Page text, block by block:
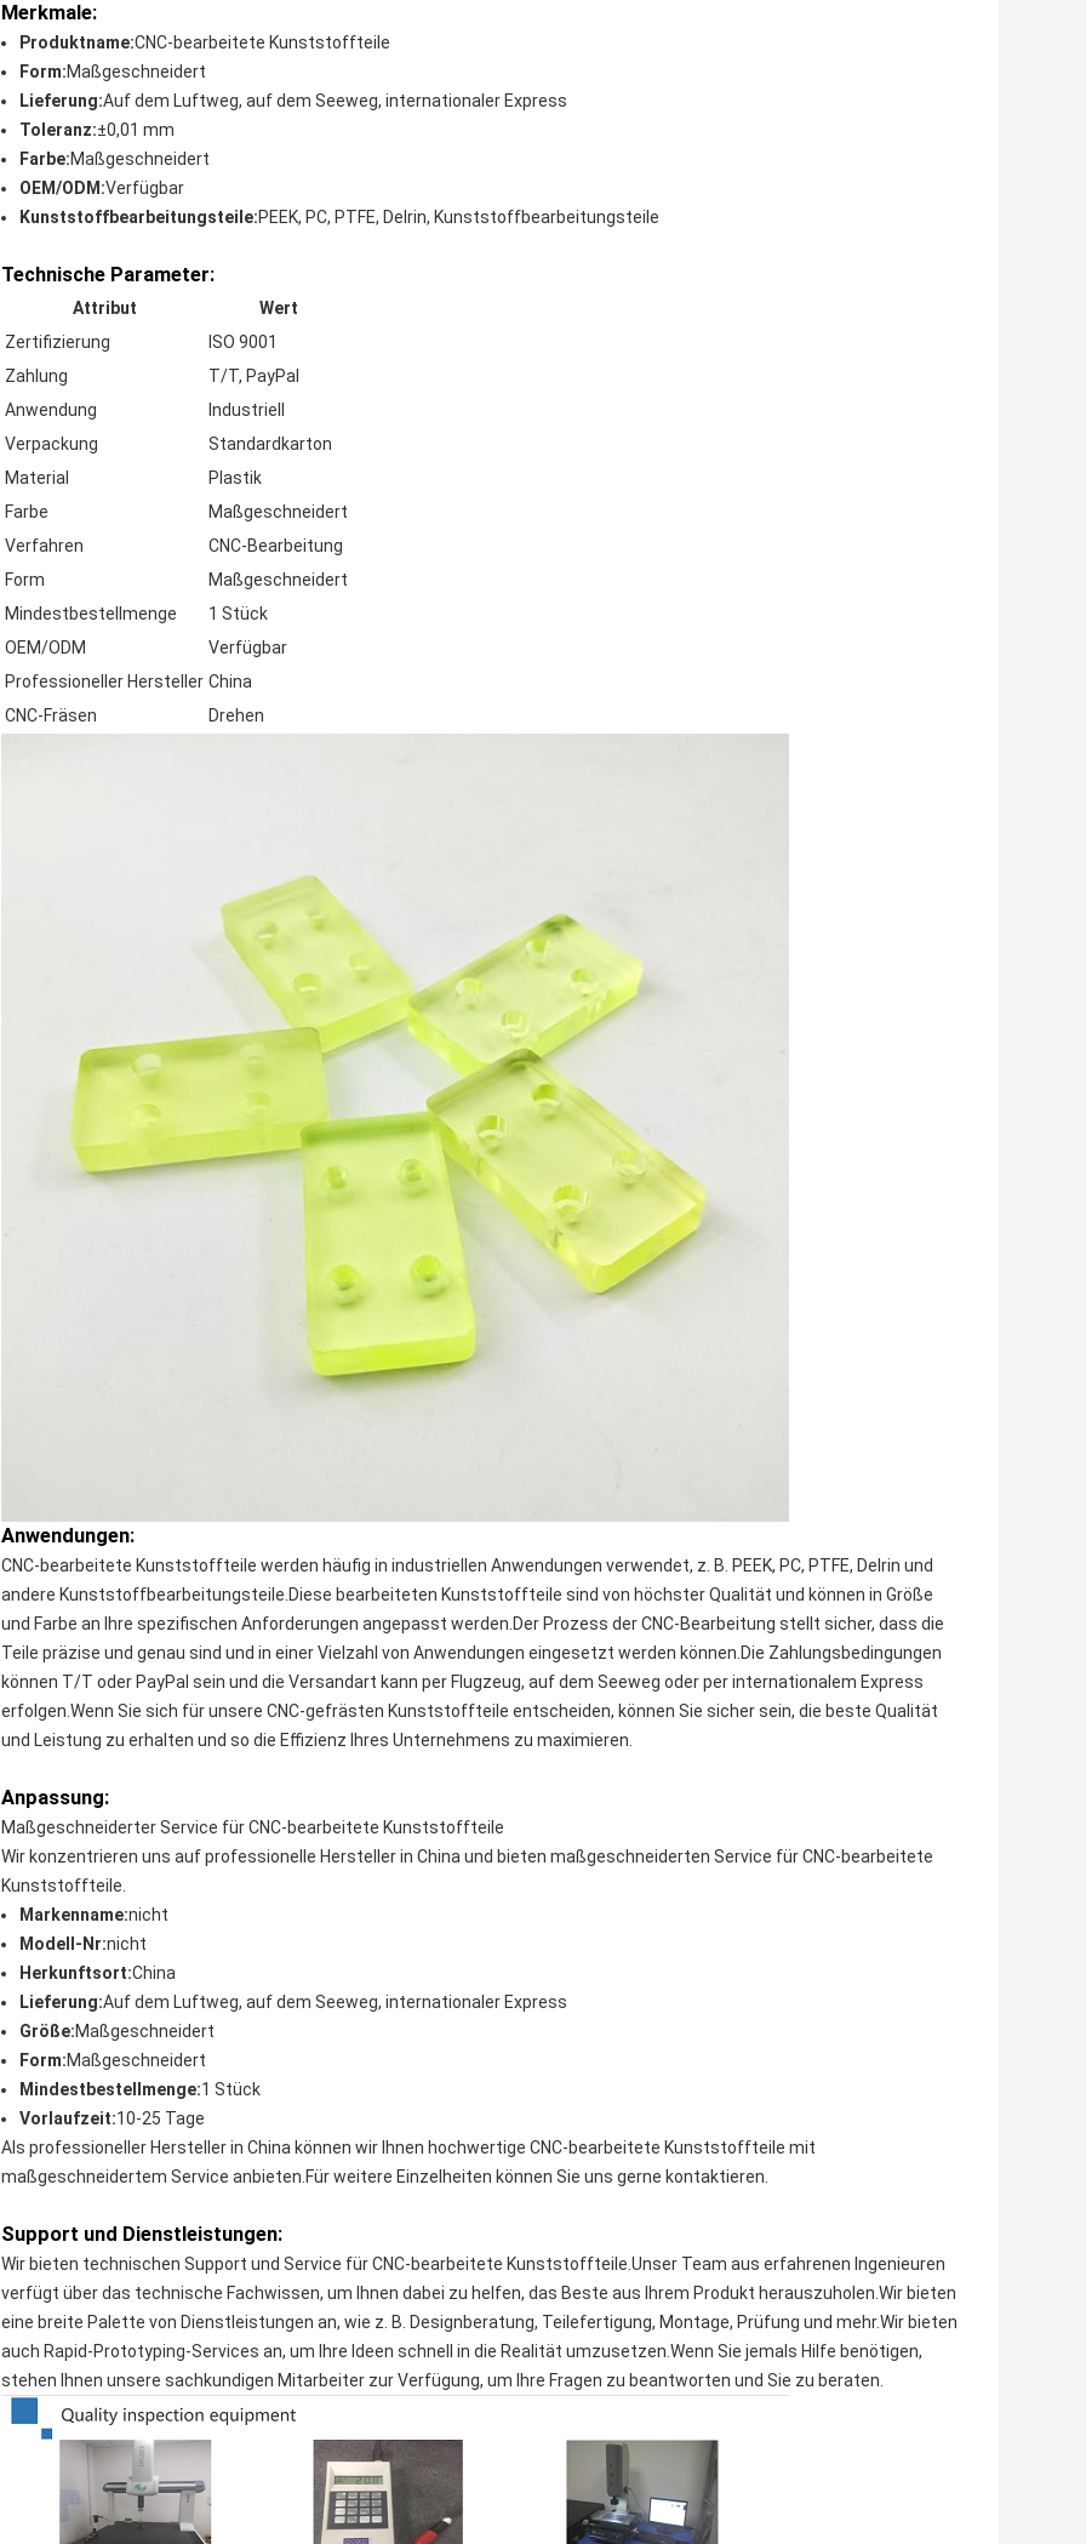
Merkmale:
Produktname:CNC-bearbeitete Kunststoffteile
Form:Maßgeschneidert
Lieferung:Auf dem Luftweg, auf dem Seeweg, internationaler Express
Toleranz:±0,01 mm
Farbe:Maßgeschneidert
OEM/ODM:Verfügbar
Kunststoffbearbeitungsteile:PEEK, PC, PTFE, Delrin, Kunststoffbearbeitungsteile
Technische Parameter:
Attribut
Wert
Zertifizierung
ISO 9001
Zahlung
T/T, PayPal
Anwendung
Industriell
Verpackung
Standardkarton
Material
Plastik
Farbe
Maßgeschneidert
Verfahren
CNC-Bearbeitung
Form
Maßgeschneidert
Mindestbestellmenge
1 Stück
OEM/ODM
Verfügbar
Professioneller Hersteller China
CNC-Fräsen
Drehen
Anwendungen:
CNC-bearbeitete Kunststoffteile werden häufig in industriellen Anwendungen verwendet, z. B. PEEK, PC, PTFE, Delrin und
andere Kunststoffbearbeitungsteile.Diese bearbeiteten Kunststoffteile sind von höchster Qualität und können in Größe
und Farbe an Ihre spezifischen Anforderungen angepasst werden.Der Prozess der CNC-Bearbeitung stellt sicher, dass die
Teile präzise und genau sind und in einer Vielzahl von Anwendungen eingesetzt werden können.Die Zahlungsbedingungen
können T/T oder PayPal sein und die Versandart kann per Flugzeug, auf dem Seeweg oder per internationalem Express
erfolgen.Wenn Sie sich für unsere CNC-gefrästen Kunststoffteile entscheiden, können Sie sicher sein, die beste Qualität
und Leistung zu erhalten und so die Effizienz Ihres Unternehmens zu maximieren.
Anpassung:
Maßgeschneiderter Service für CNC-bearbeitete Kunststoffteile
Wir konzentrieren uns auf professionelle Hersteller in China und bieten maßgeschneiderten Service für CNC-bearbeitete
Kunststoffteile.
Markenname:nicht
Modell-Nr:nicht
Herkunftsort:China
Lieferung:Auf dem Luftweg, auf dem Seeweg, internationaler Express
Größe:Maßgeschneidert
Form:Maßgeschneidert
Mindestbestellmenge:1 Stück
Vorlaufzeit:10-25 Tage
Als professioneller Hersteller in China können wir Ihnen hochwertige CNC-bearbeitete Kunststoffteile mit
maßgeschneidertem Service anbieten.Für weitere Einzelheiten können Sie uns gerne kontaktieren.
Support und Dienstleistungen:
Wir bieten technischen Support und Service für CNC-bearbeitete Kunststoffteile.Unser Team aus erfahrenen Ingenieuren
verfügt über das technische Fachwissen, um Ihnen dabei zu helfen, das Beste aus Ihrem Produkt herauszuholen.Wir bieten
eine breite Palette von Dienstleistungen an, wie z. B. Designberatung, Teilefertigung, Montage, Prüfung und mehr.Wir bieten
auch Rapid-Prototyping-Services an, um Ihre Ideen schnell in die Realität umzusetzen.Wenn Sie jemals Hilfe benötigen,
stehen Ihnen unsere sachkundigen Mitarbeiter zur Verfügung, um Ihre Fragen zu beantworten und Sie zu beraten.